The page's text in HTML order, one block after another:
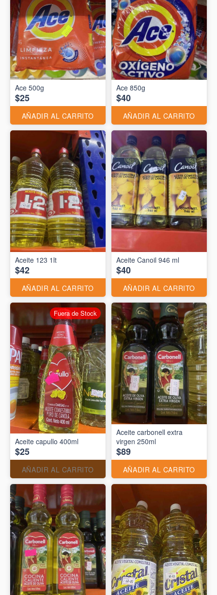
Ace 500g
$25
AÑADIR AL CARRITO
Ace 850g
$40
AÑADIR AL CARRITO
Aceite 123 1lt
$42
AÑADIR AL CARRITO
Aceite Canoil 946 ml
$40
AÑADIR AL CARRITO
Aceite capullo 400ml
$25
AÑADIR AL CARRITO
Fuera de Stock
Aceite carbonell extra
virgen 250ml
$89
AÑADIR AL CARRITO